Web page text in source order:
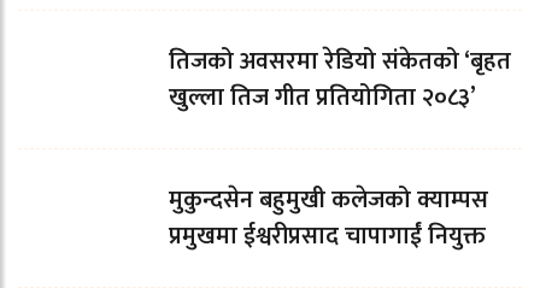
तिजको अवसरमा रेडियो संकेतको ‘बृहत
खुल्ला तिज गीत प्रतियोगिता २०८३’
मुकुन्दसेन बहुमुखी कलेजको क्याम्पस
प्रमुखमा ईश्वरीप्रसाद चापागाईं नियुक्त